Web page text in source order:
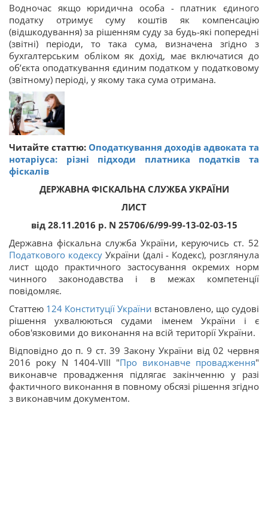
Водночас якщо юридична особа - платник єдиного
податку отримує суму коштів як компенсацію
(відшкодування) за рішенням суду за будь-які попередні
(звітні) періоди, то така сума, визначена згідно з
бухгалтерським обліком як дохід, має включатися до
об’єкта оподаткування єдиним податком у податковому
(звітному) періоді, у якому така сума отримана.
Читайте статтю: Оподаткування доходів адвоката та
нотаріуса: різні підходи платника податків та
фіскалів
ДЕРЖАВНА ФІСКАЛЬНА СЛУЖБА УКРАЇНИ
ЛИСТ
від 28.11.2016 р. N 25706/6/99-99-13-02-03-15
Державна фіскальна служба України, керуючись ст. 52
Податкового кодексуУкраїни (далі - Кодекс), розглянула
лист щодо практичного застосування окремих норм
чинного законодавства і в межах компетенції
повідомляє.
Статтею 124 Конституції України встановлено, що судові
рішення ухвалюються судами іменем України і є
обов'язковими до виконання на всій території України.
Відповідно до п. 9 ст. 39 Закону України від 02 червня
2016 року N 1404-VІІІ "Про виконавче провадження"
виконавче провадження підлягає закінченню у разі
фактичного виконання в повному обсязі рішення згідно
з виконавчим документом.